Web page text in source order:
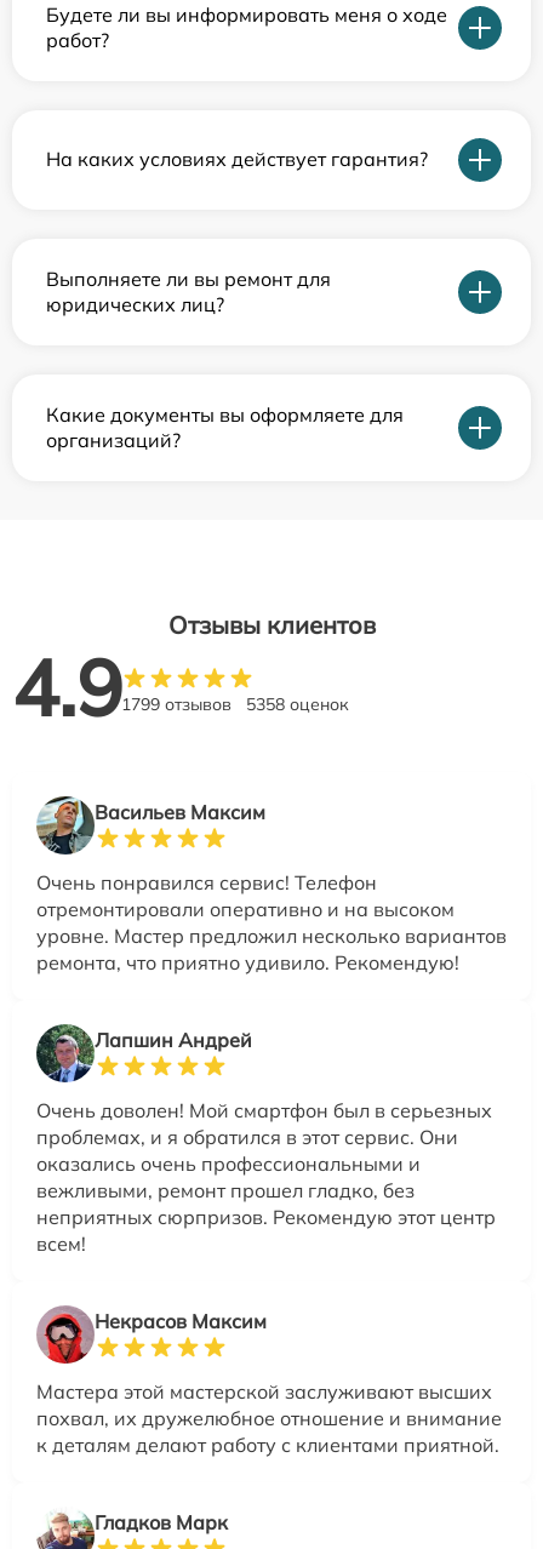
Будете ли вы информировать меня о ходе
работ?
На каких условиях действует гарантия?
Выполняете ли вы ремонт для
юридических лиц?
Какие документы вы оформляете для
организаций?
Отзывы клиентов
4.91799 отзывов 5358 оценок
Васильев Максим
Очень понравился сервис! Телефон
отремонтировали оперативно и на высоком
уровне. Мастер предложил несколько вариантов
ремонта, что приятно удивило. Рекомендую!
Лапшин Андрей
Очень доволен! Мой смартфон был в серьезных
проблемах, и я обратился в этот сервис. Они
оказались очень профессиональными и
вежливыми, ремонт прошел гладко, без
неприятных сюрпризов. Рекомендую этот центр
всем!
Некрасов Максим
Мастера этой мастерской заслуживают высших
похвал, их дружелюбное отношение и внимание
к деталям делают работу с клиентами приятной.
Гладков Марк